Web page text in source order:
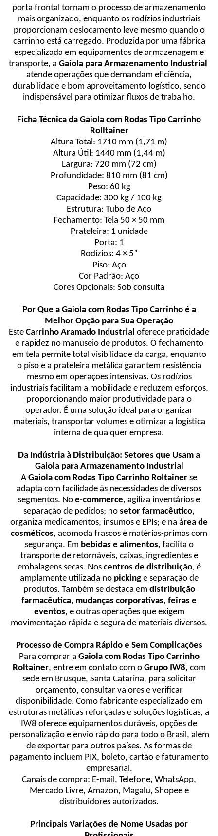
porta frontal tornam o processo de armazenamento
mais organizado, enquanto os rodízios industriais
proporcionam deslocamento leve mesmo quando o
carrinho está carregado. Produzida por uma fábrica
especializada em equipamentos de armazenagem e
transporte, a Gaiola para Armazenamento Industrial
atende operações que demandam eficiência,
durabilidade e bom aproveitamento logístico, sendo
indispensável para otimizar fluxos de trabalho.
Ficha Técnica da Gaiola com Rodas Tipo Carrinho
Rolltainer
Altura Total: 1710 mm (1,71 m)
Altura Útil: 1440 mm (1,44 m)
Largura: 720 mm (72 cm)
Profundidade: 810 mm (81 cm)
Peso: 60 kg
Capacidade: 300 kg / 100 kg
Estrutura: Tubo de Aço
Fechamento: Tela 50 × 50 mm
Prateleira: 1 unidade
Porta: 1
Rodízios: 4 × 5”
Piso: Aço
Cor Padrão: Aço
Cores Opcionais: Sob consulta
Por Que a Gaiola com Rodas Tipo Carrinho é a
Melhor Opção para Sua Operação
Este Carrinho Aramado Industrial oferece praticidade
e rapidez no manuseio de produtos. O fechamento
em tela permite total visibilidade da carga, enquanto
o piso e a prateleira metálica garantem resistência
mesmo em operações intensivas. Os rodízios
industriais facilitam a mobilidade e reduzem esforços,
proporcionando maior produtividade para o
operador. É uma solução ideal para organizar
materiais, transportar volumes e otimizar a logística
interna de qualquer empresa.
Da Indústria à Distribuição: Setores que Usam a
Gaiola para Armazenamento Industrial
A Gaiola com Rodas Tipo Carrinho Roltainer se
adapta com facilidade às necessidades de diversos
segmentos. No e-commerce, agiliza inventários e
separação de pedidos; no setor farmacêutico,
organiza medicamentos, insumos e EPIs; e na área de
cosméticos, acomoda frascos e matérias-primas com
segurança. Em bebidas e alimentos, facilita o
transporte de retornáveis, caixas, ingredientes e
embalagens secas. Nos centros de distribuição, é
amplamente utilizada no pickinge separação de
produtos. Também se destaca em distribuição
farmacêutica, mudanças corporativas, feiras e
eventos, e outras operações que exigem
movimentação rápida e segura de materiais diversos.
Processo de Compra Rápido e Sem Complicações
Para comprar a Gaiola com Rodas Tipo Carrinho
Roltainer, entre em contato com o Grupo IW8, com
sede em Brusque, Santa Catarina, para solicitar
orçamento, consultar valores e verificar
disponibilidade. Como fabricante especializado em
estruturas metálicas reforçadas e soluções logísticas, a
IW8 oferece equipamentos duráveis, opções de
personalização e envio rápido para todo o Brasil, além
de exportar para outros países. As formas de
pagamento incluem PIX, boleto, cartão e faturamento
empresarial.
Canais de compra: E-mail, Telefone, WhatsApp,
Mercado Livre, Amazon, Magalu, Shopee e
distribuidores autorizados.
Principais Variações de Nome Usadas por